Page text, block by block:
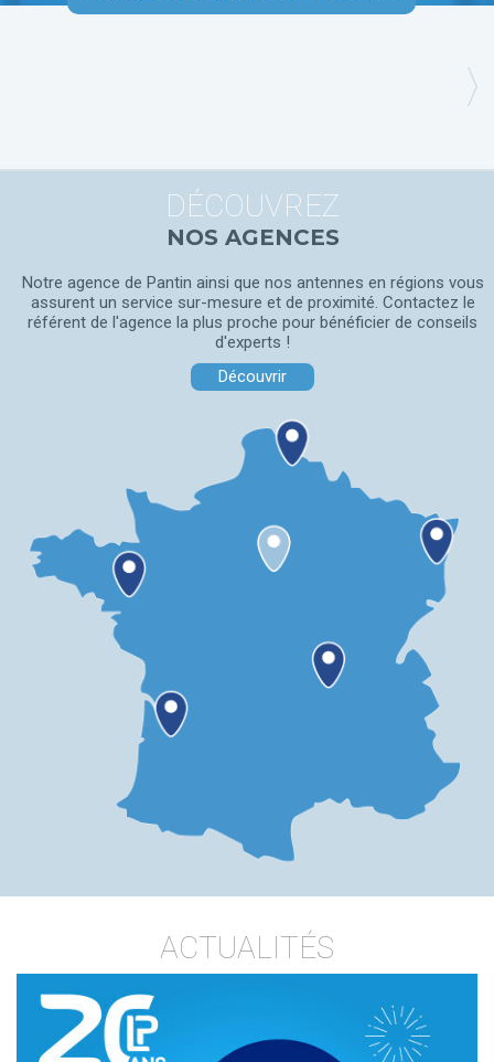
DÉCOUVREZ
NOS AGENCES
Notre agence de Pantin ainsi que nos antennes en régions vous
assurent un service sur-mesure et de proximité. Contactez le
référent de l'agence la plus proche pour bénéficier de conseils
d'experts !
Découvrir
ACTUALITÉS